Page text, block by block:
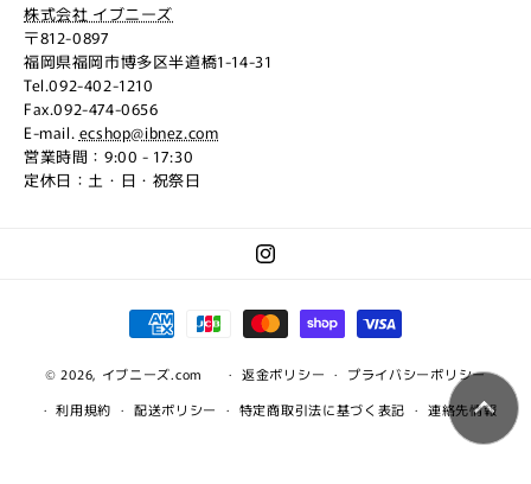
株式会社 イブニーズ
〒812-0897
福岡県福岡市博多区半道橋1-14-31
Tel.092-402-1210
Fax.092-474-0656
E-mail. ecshop@ibnez.com
営業時間：9:00 - 17:30
定休日：土・日・祝祭日
Instagram
決
済
方
法
© 2026, イブニーズ.com 返金ポリシー
プライバシーポリシー
利用規約
配送ポリシー 特定商取引法に基づく表記 連絡先情報